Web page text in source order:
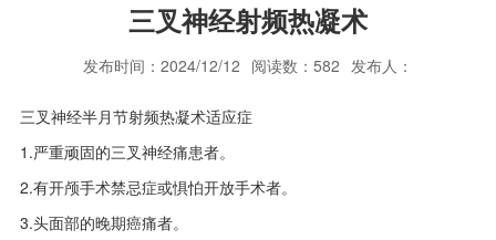
三叉神经射频热凝术
发布时间：2024/12/12 阅读数：582 发布人：
三叉神经半月节射频热凝术适应症
1.严重顽固的三叉神经痛患者。
2.有开颅手术禁忌症或惧怕开放手术者。
3.头面部的晚期癌痛者。